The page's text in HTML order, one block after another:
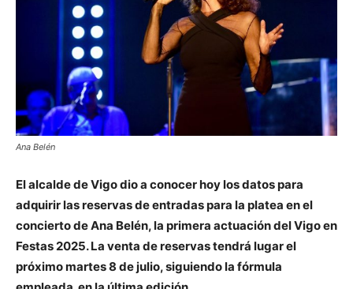
Ana Belén
El alcalde de Vigo dio a conocer hoy los datos para
adquirir las reservas de entradas para la platea en el
concierto de Ana Belén, la primera actuación del Vigo en
Festas 2025. La venta de reservas tendrá lugar el
próximo martes 8 de julio, siguiendo la fórmula